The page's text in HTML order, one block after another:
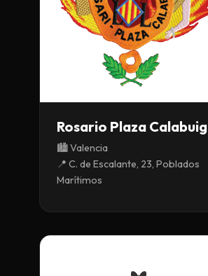
Rosario Plaza Calabuig
🏙️ Valencia
📍 C. de Escalante, 23, Poblados
Marítimos